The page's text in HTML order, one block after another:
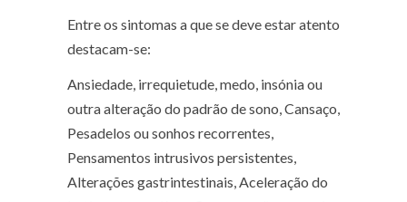
Entre os sintomas a que se deve estar atento
destacam-se:
Ansiedade, irrequietude, medo, insónia ou
outra alteração do padrão de sono, Cansaço,
Pesadelos ou sonhos recorrentes,
Pensamentos intrusivos persistentes,
Alterações gastrintestinais, Aceleração do